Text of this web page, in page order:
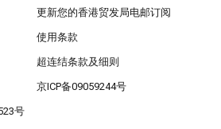
更新您的香港贸发局电邮订阅
使用条款
超连结条款及细则
京ICP备09059244号
号